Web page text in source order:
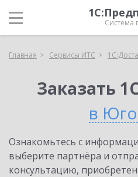
Система
Главная Сервисы ИТС
Заказать
в
Ознакомьтесь с
выберите партнёра и
консультацию,